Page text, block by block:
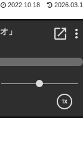
2022.10.18